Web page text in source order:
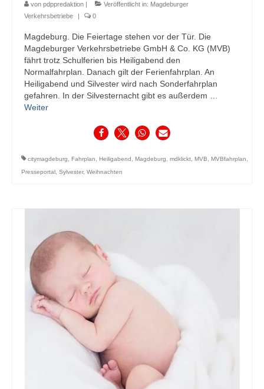
von pdppredaktion Veröffentlicht in: Magdeburger
Verkehrsbetriebe
0
Magdeburg. Die Feiertage stehen vor der Tür. Die
Magdeburger Verkehrsbetriebe GmbH & Co. KG (MVB)
fährt trotz Schulferien bis Heiligabend den
Normalfahrplan. Danach gilt der Ferienfahrplan. An
Heiligabend und Silvester wird nach Sonderfahrplan
gefahren. In der Silvesternacht gibt es außerdem …
Weiter
citymagdeburg, Fahrplan, Heiligabend , Magdeburg, mdklickt, MVB, MVBfahrplan,
Presseportal , Sylvester, Weihnachten